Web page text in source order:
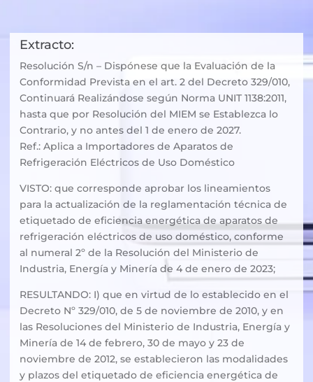
Extracto:
Resolución S/n – Dispónese que la Evaluación de la
Conformidad Prevista en el art. 2 del Decreto 329/010,
Continuará Realizándose según Norma UNIT 1138:2011,
hasta que por Resolución del MIEM se Establezca lo
Contrario, y no antes del 1 de enero de 2027.
Ref.: Aplica a Importadores de Aparatos de
Refrigeración Eléctricos de Uso Doméstico
VISTO: que corresponde aprobar los lineamientos
para la actualización de la reglamentación técnica de
etiquetado de eficiencia energética de aparatos de
refrigeración eléctricos de uso doméstico, conforme
al numeral 2º de la Resolución del Ministerio de
Industria, Energía y Minería de 4 de enero de 2023;
RESULTANDO: I) que en virtud de lo establecido en el
Decreto Nº 329/010, de 5 de noviembre de 2010, y en
las Resoluciones del Ministerio de Industria, Energía y
Minería de 14 de febrero, 30 de mayo y 23 de
noviembre de 2012, se establecieron las modalidades
y plazos del etiquetado de eficiencia energética de